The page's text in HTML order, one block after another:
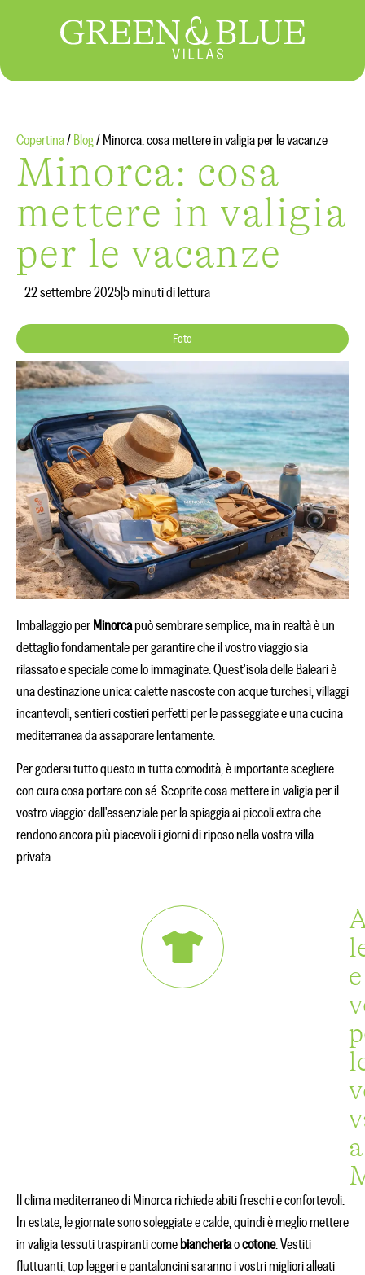
Copertina/ Blog/ Minorca: cosa mettere in valigia per le vacanze
Minorca: cosa
mettere in valigia
per le vacanze
22 settembre 20255 minuti di lettura
Foto
Imballaggio per Minorcapuò sembrare semplice, ma in realtà è un
dettaglio fondamentale per garantire che il vostro viaggio sia
rilassato e speciale come lo immaginate. Quest'isola delle Baleari è
una destinazione unica: calette nascoste con acque turchesi, villaggi
incantevoli, sentieri costieri perfetti per le passeggiate e una cucina
mediterranea da assaporare lentamente.
Per godersi tutto questo in tutta comodità, è importante scegliere
con cura cosa portare con sé. Scoprite cosa mettere in valigia per il
vostro viaggio: dall'essenziale per la spiaggia ai piccoli extra che
rendono ancora più piacevoli i giorni di riposo nella vostra villa
privata.
e
a
Il clima mediterraneo di Minorca richiede abiti freschi e confortevoli.
In estate, le giornate sono soleggiate e calde, quindi è meglio mettere
in valigia tessuti traspiranti come biancheriaocotone. Vestiti
fluttuanti, top leggeri e pantaloncini saranno i vostri migliori alleati